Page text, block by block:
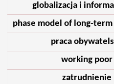
globalizacja i
phase model of long-
praca
working poor
zatrudnienie